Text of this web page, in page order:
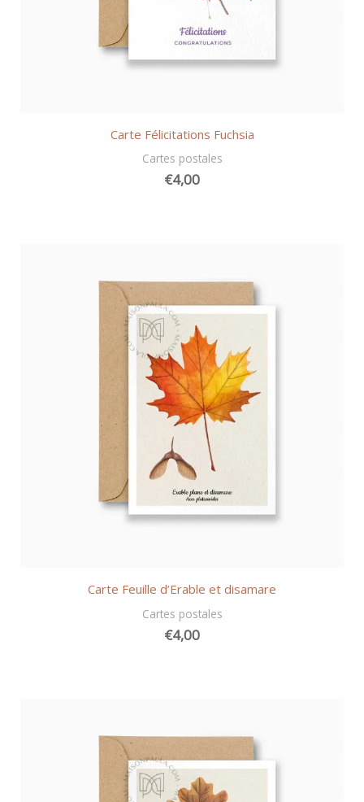
Carte Félicitations Fuchsia
Cartes postales
€4,00
Carte Feuille d’Erable et disamare
Cartes postales
€4,00